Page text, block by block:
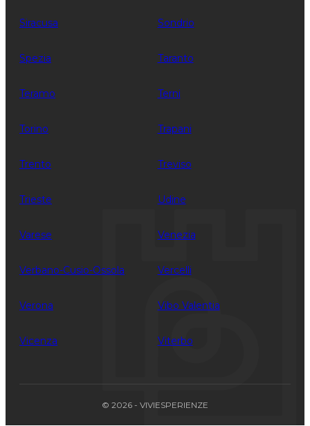
Siracusa Sondrio
Spezia Taranto
Teramo Terni
Torino Trapani
Trento Treviso
Trieste Udine
Varese Venezia
Verbano-Cusio-Ossola Vercelli
Verona Vibo Valentia
Vicenza Viterbo
© 2026 - VIVIESPERIENZE